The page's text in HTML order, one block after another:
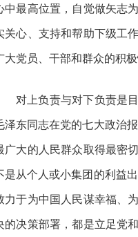
中最高位置，自觉做矢志
关心、支持和帮助下级工
大党员、干部和群众的积
对上负责与对下负责是
泽东同志在党的七大政治
广大的人民群众取得最密
是从个人或小集团的利益
力于为中国人民谋幸福、
的决策部署，都是立足党